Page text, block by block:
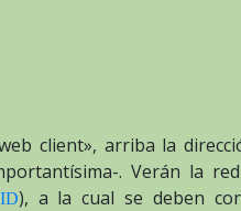
client», arriba la
. Verán la
), a la cual se deben